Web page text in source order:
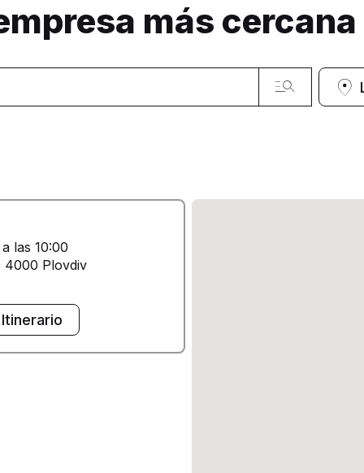
más cercana
las 10:00
4000 Plovdiv
Itinerario